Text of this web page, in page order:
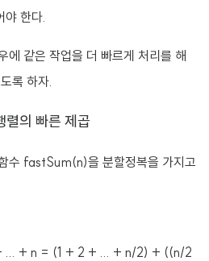
야 한다.
에 같은 작업을 더 빠르게 처리를 해
록 하자.
렬의 빠른 제곱
수 fastSum(n)을 분할정복을 가지고
+ n = (1 + 2 + ... + n/2) + ((n/2